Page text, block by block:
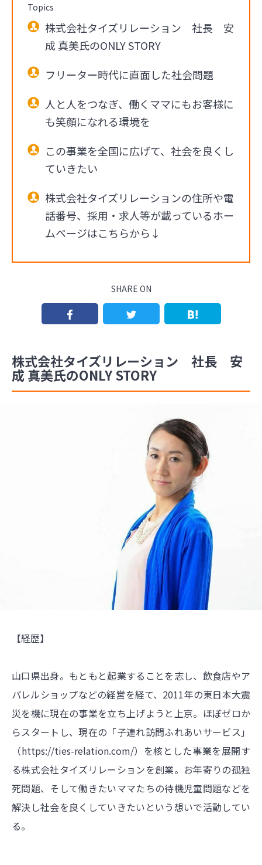
Topics
株式会社タイズリレーション 社長 安
成 真美氏のONLY STORY
フリーター時代に直面した社会問題
人と人をつなぎ、働くママにもお客様に
も笑顔になれる環境を
この事業を全国に広げて、社会を良くし
ていきたい
株式会社タイズリレーションの住所や電
話番号、採用・求人等が載っているホー
ムページはこちらから↓
SHARE ON
株式会社タイズリレーション 社長 安
成 真美氏のONLY STORY
【経歴】
山口県出身。もともと起業することを志し、飲食店やア
パレルショップなどの経営を経て、2011年の東日本大震
災を機に現在の事業を立ち上げようと上京。ほぼゼロか
らスタートし、現在の「子連れ訪問ふれあいサービス」
（https://ties-relation.com/）を核とした事業を展開す
る株式会社タイズリレーションを創業。お年寄りの孤独
死問題、そして働きたいママたちの待機児童問題などを
解決し社会を良くしていきたいという想いで活動してい
る。